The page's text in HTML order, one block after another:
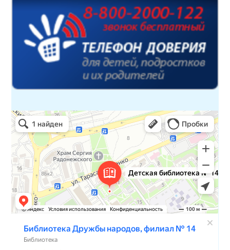
Детская библиотека № 14 Дружбы народов
Библиотека в Севастополе